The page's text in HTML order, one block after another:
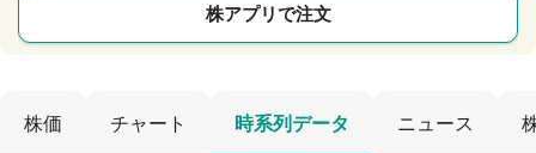
株アプリで注文
株価 チャート 時系列データ ニュース